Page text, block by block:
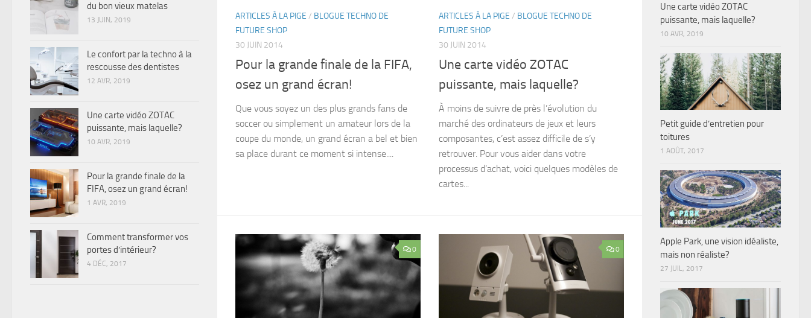
ARTICLES À LA PIGE / BLOGUE TECHNO DE
FUTURE SHOP
30 JUIN 2014
Pour la grande finale de la FIFA,
osez un grand écran!
Que vous soyez un des plus grands fans de
soccer ou simplement un amateur lors de la
coupe du monde, un grand écran a bel et bien
sa place durant ce moment si intense....
ARTICLES À LA PIGE / BLOGUE TECHNO DE
FUTURE SHOP
30 JUIN 2014
Une carte vidéo ZOTAC
puissante, mais laquelle?
À moins de suivre de près l’évolution du
marché des ordinateurs de jeux et leurs
composantes, c’est assez difficile de s’y
retrouver. Pour vous aider dans votre
processus d’achat, voici quelques modèles de
cartes...
0 0
du bon vieux matelas
13 JUIN, 2019
Le confort par la techno à la
rescousse des dentistes
12 AVR, 2019
Une carte vidéo ZOTAC
puissante, mais laquelle?
10 AVR, 2019
Pour la grande finale de la
FIFA, osez un grand écran!
1 AVR, 2019
Comment transformer vos
portes d’intérieur?
4 DÉC, 2017
Une carte vidéo ZOTAC
puissante, mais laquelle?
10 AVR, 2019
Petit guide d’entretien pour
toitures
1 AOÛT, 2017
Apple Park, une vision idéaliste,
mais non réaliste?
27 JUIL, 2017